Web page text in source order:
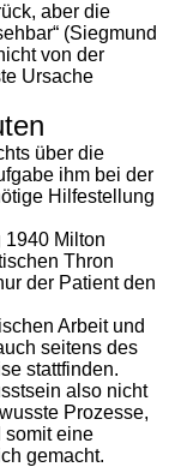
aber die
(Siegmund
von der
Ursache
über die
ihm bei der
Hilfestellung
1940 Milton
Thron
der Patient den
Arbeit und
seitens des
stattfinden.
also nicht
Prozesse,
somit eine
gemacht.